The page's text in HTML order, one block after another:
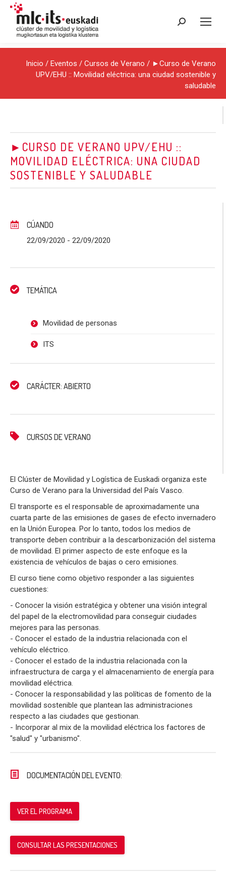
Buscar:
Inicio / Eventos / Cursos de Verano / ►Curso de Verano
UPV/EHU :: Movilidad eléctrica: una ciudad sostenible y
saludable
►CURSO DE VERANO UPV/EHU ::
MOVILIDAD ELÉCTRICA: UNA CIUDAD
SOSTENIBLE Y SALUDABLE
CÚANDO
22/09/2020 - 22/09/2020
TEMÁTICA
Movilidad de personas
ITS
CARÁCTER: ABIERTO
CURSOS DE VERANO
El Clúster de Movilidad y Logística de Euskadi organiza este
Curso de Verano para la Universidad del País Vasco.
El transporte es el responsable de aproximadamente una
cuarta parte de las emisiones de gases de efecto invernadero
en la Unión Europea. Por lo tanto, todos los medios de
transporte deben contribuir a la descarbonización del sistema
de movilidad. El primer aspecto de este enfoque es la
existencia de vehículos de bajas o cero emisiones.
El curso tiene como objetivo responder a las siguientes
cuestiones:
- Conocer la visión estratégica y obtener una visión integral
del papel de la electromovilidad para conseguir ciudades
mejores para las personas.
- Conocer el estado de la industria relacionada con el
vehículo eléctrico.
- Conocer el estado de la industria relacionada con la
infraestructura de carga y el almacenamiento de energía para
movilidad eléctrica.
- Conocer la responsabilidad y las políticas de fomento de la
movilidad sostenible que plantean las administraciones
respecto a las ciudades que gestionan.
- Incorporar al mix de la movilidad eléctrica los factores de
"salud" y "urbanismo".
DOCUMENTACIÓN DEL EVENTO:
VER EL PROGRAMA
CONSULTAR LAS PRESENTACIONES